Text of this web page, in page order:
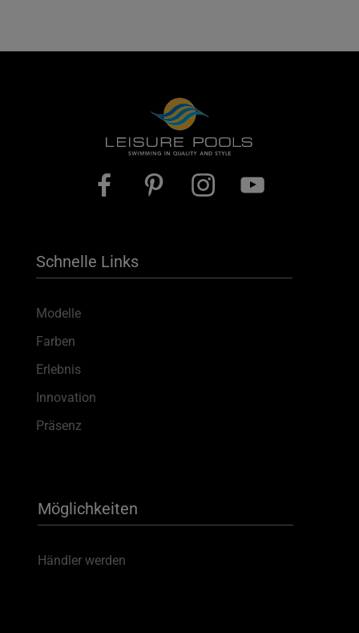
Schnelle Links
Modelle
Farben
Erlebnis
Innovation
Präsenz
Möglichkeiten
Händler werden